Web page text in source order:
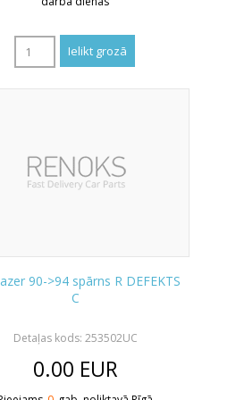
90->94 spārns R DEFEKTS
C
Detaļas kods: 253502UC
0.00 EUR